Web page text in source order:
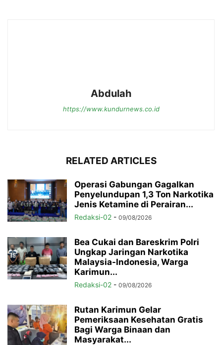
Abdulah
https://www.kundurnews.co.id
RELATED ARTICLES
Operasi Gabungan Gagalkan
Penyelundupan 1,3 Ton Narkotika
Jenis Ketamine di Perairan...
Redaksi-02 - 09/08/2026
Bea Cukai dan Bareskrim Polri
Ungkap Jaringan Narkotika
Malaysia-Indonesia, Warga
Karimun...
Redaksi-02 - 09/08/2026
Rutan Karimun Gelar
Pemeriksaan Kesehatan Gratis
Bagi Warga Binaan dan
Masyarakat...